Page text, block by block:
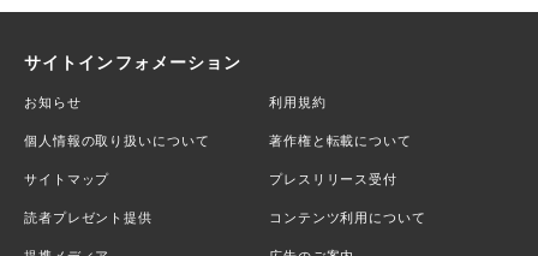
サイトインフォメーション
お知らせ 利用規約
個人情報の取り扱いについて 著作権と転載について
サイトマップ プレスリリース受付
読者プレゼント提供 コンテンツ利用について